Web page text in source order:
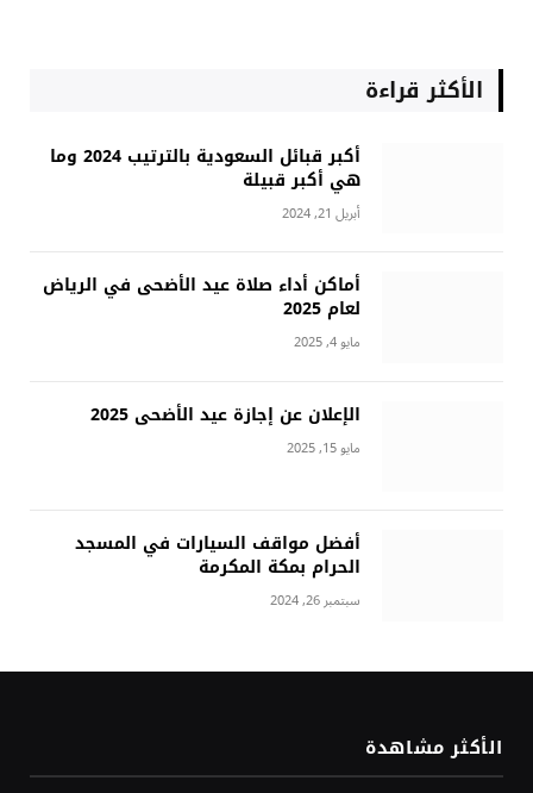
الأكثر قراءة
أكبر قبائل السعودية بالترتيب 2024 وما
هي أكبر قبيلة
أبريل 21, 2024
أماكن أداء صلاة عيد الأضحى في الرياض
لعام 2025
مايو 4, 2025
الإعلان عن إجازة عيد الأضحى 2025
مايو 15, 2025
أفضل مواقف السيارات في المسجد
الحرام بمكة المكرمة
سبتمبر 26, 2024
الأكثر مشاهدة